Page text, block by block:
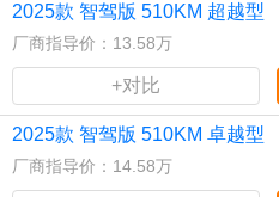
2025款 智驾版 510KM 超越型
厂商指导价：13.58万
+对比
2025款 智驾版 510KM 卓越型
厂商指导价：14.58万